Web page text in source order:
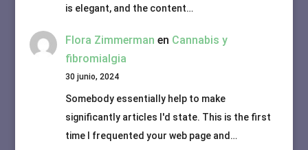
is elegant, and the content…
Flora Zimmerman en Cannabis y
fibromialgia
30 junio, 2024
Somebody essentially help to make
significantly articles I'd state. This is the first
time I frequented your web page and…